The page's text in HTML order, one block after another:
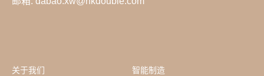
关于我们 智能制造